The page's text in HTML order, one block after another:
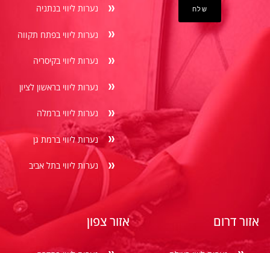
נערות ליווי בנתניה
נערות ליווי בפתח תקווה
נערות ליווי בקיסריה
נערות ליווי בראשון לציון
נערות ליווי ברמלה
נערות ליווי ברמת גן
נערות ליווי בתל אביב
אזור דרום אזור צפון